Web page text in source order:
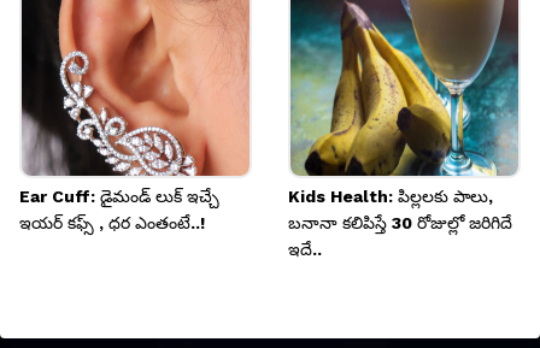
Ear Cuff: డైమండ్ లుక్ ఇచ్చే
ఇయర్ కఫ్స్ , ధర ఎంతంటే..!
Kids Health: పిల్లలకు పాలు,
బనానా కలిపిస్తే 30 రోజుల్లో జరిగిదే
ఇదే..